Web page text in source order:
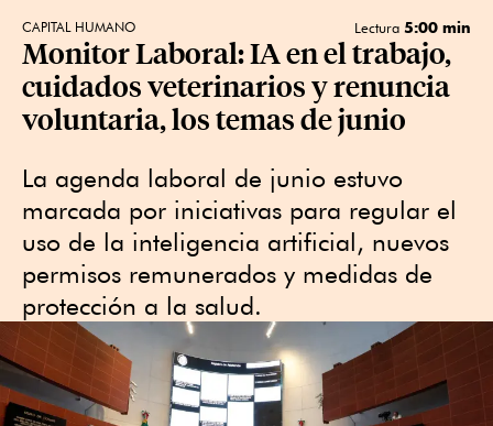
CAPITAL HUMANO Lectura 5:00 min
Monitor Laboral: IA en el trabajo,
cuidados veterinarios y renuncia
voluntaria, los temas de junio
La agenda laboral de junio estuvo
marcada por iniciativas para regular el
uso de la inteligencia artificial, nuevos
permisos remunerados y medidas de
protección a la salud.